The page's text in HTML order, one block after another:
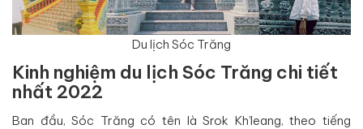
Du lịch Sóc Trăng
Kinh nghiệm du lịch Sóc Trăng chi tiết
nhất 2022
Ban đầu, Sóc Trăng có tên là Srok Kh’leang, theo tiếng